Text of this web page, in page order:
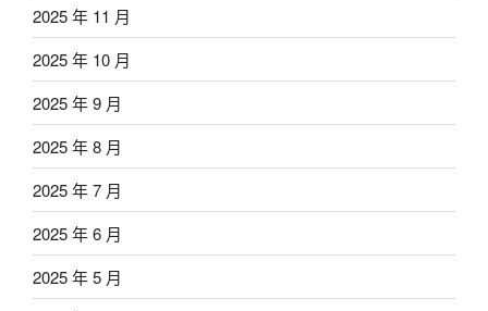
2025 年 11 月
2025 年 10 月
2025 年 9 月
2025 年 8 月
2025 年 7 月
2025 年 6 月
2025 年 5 月